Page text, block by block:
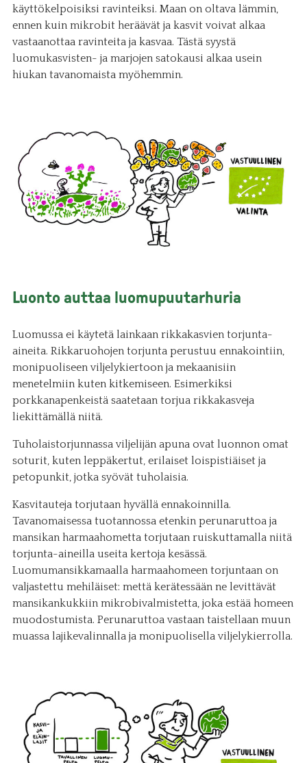
käyttökelpoisiksi ravinteiksi. Maan on oltava lämmin,
ennen kuin mikrobit heräävät ja kasvit voivat alkaa
vastaanottaa ravinteita ja kasvaa. Tästä syystä
luomukasvisten- ja marjojen satokausi alkaa usein
hiukan tavanomaista myöhemmin.
Luonto auttaa luomupuutarhuria
Luomussa ei käytetä lainkaan rikkakasvien torjunta-
aineita. Rikkaruohojen torjunta perustuu ennakointiin,
monipuoliseen viljelykiertoon ja mekaanisiin
menetelmiin kuten kitkemiseen. Esimerkiksi
porkkanapenkeistä saatetaan torjua rikkakasveja
liekittämällä niitä.
Tuholaistorjunnassa viljelijän apuna ovat luonnon omat
soturit, kuten leppäkertut, erilaiset loispistiäiset ja
petopunkit, jotka syövät tuholaisia.
Kasvitauteja torjutaan hyvällä ennakoinnilla.
Tavanomaisessa tuotannossa etenkin perunaruttoa ja
mansikan harmaahometta torjutaan ruiskuttamalla niitä
torjunta-aineilla useita kertoja kesässä.
Luomumansikkamaalla harmaahomeen torjuntaan on
valjastettu mehiläiset: mettä kerätessään ne levittävät
mansikankukkiin mikrobivalmistetta, joka estää homeen
muodostumista. Perunaruttoa vastaan taistellaan muun
muassa lajikevalinnalla ja monipuolisella viljelykierrolla.